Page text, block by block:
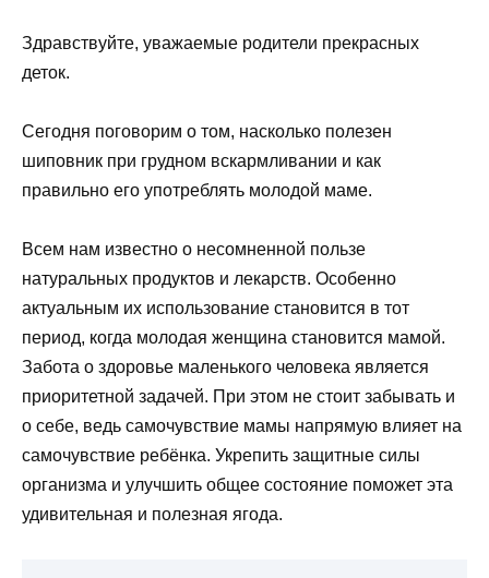
Здравствуйте, уважаемые родители прекрасных
деток.
Сегодня поговорим о том, насколько полезен
шиповник при грудном вскармливании и как
правильно его употреблять молодой маме.
Всем нам известно о несомненной пользе
натуральных продуктов и лекарств. Особенно
актуальным их использование становится в тот
период, когда молодая женщина становится мамой.
Забота о здоровье маленького человека является
приоритетной задачей. При этом не стоит забывать и
о себе, ведь самочувствие мамы напрямую влияет на
самочувствие ребёнка. Укрепить защитные силы
организма и улучшить общее состояние поможет эта
удивительная и полезная ягода.